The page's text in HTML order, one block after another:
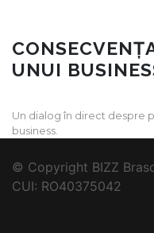
UNUI
Un dialog în direct despre
business.
© Copyright BIZZ
CUI: RO40375042